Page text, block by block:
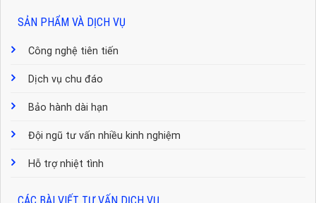
SẢN PHẨM VÀ DỊCH VỤ
Công nghệ tiên tiến
Dịch vụ chu đáo
Bảo hành dài hạn
Đội ngũ tư vấn nhiều kinh nghiệm
Hỗ trợ nhiệt tình